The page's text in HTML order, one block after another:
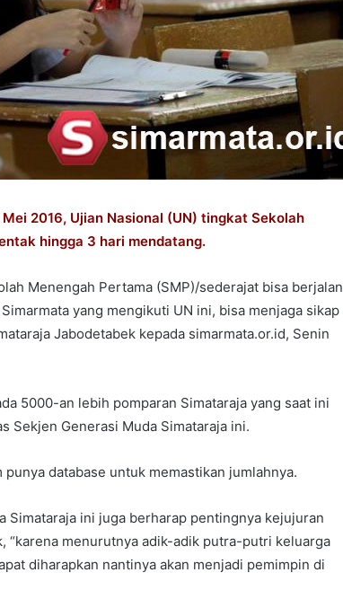
2016, Ujian Nasional (UN) tingkat Sekolah
hingga 3 hari mendatang.
Menengah Pertama (SMP)/sederajat bisa berjalan
yang mengikuti UN ini, bisa menjaga sikap
Jabodetabek kepada simarmata.or.id, Senin
5000-an lebih pomparan Simataraja yang saat ini
Sekjen Generasi Muda Simataraja ini.
database untuk memastikan jumlahnya.
Simataraja ini juga berharap pentingnya kejujuran
“karena menurutnya adik-adik putra-putri keluarga
diharapkan nantinya akan menjadi pemimpin di